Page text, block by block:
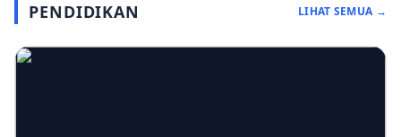
PENDIDIKAN LIHAT SEMUA →